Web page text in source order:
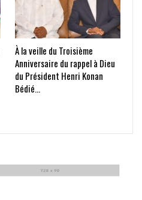
À la veille du Troisième
Anniversaire du rappel à Dieu
du Président Henri Konan
Bédié…